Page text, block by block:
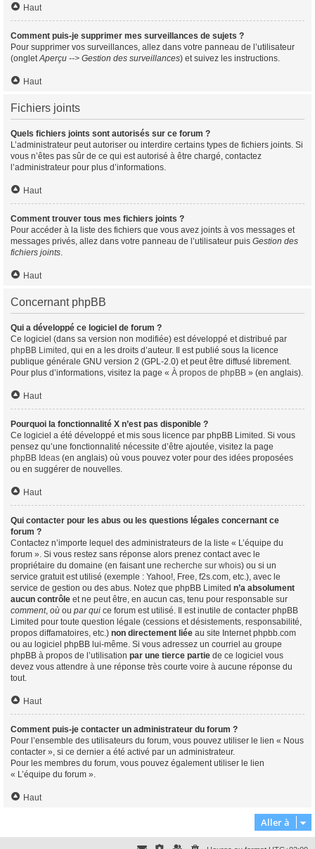
Haut
Comment puis-je supprimer mes surveillances de sujets ?
Pour supprimer vos surveillances, allez dans votre panneau de l’utilisateur
(ongletAperçu --> Gestion des surveillances) et suivez les instructions.
Haut
Fichiers joints
Quels fichiers joints sont autorisés sur ce forum ?
L’administrateur peut autoriser ou interdire certains types de fichiers joints. Si
vous n’êtes pas sûr de ce qui est autorisé à être chargé, contactez
l’administrateur pour plus d’informations.
Haut
Comment trouver tous mes fichiers joints ?
Pour accéder à la liste des fichiers que vous avez joints à vos messages et
messages privés, allez dans votre panneau de l’utilisateur puis Gestion des
fichiers joints.
Haut
Concernant phpBB
Qui a développé ce logiciel de forum ?
Ce logiciel (dans sa version non modifiée) est développé et distribué par
phpBB Limited , qui en a les droits d’auteur. Il est publié sous la licence
publique générale GNU version 2 (GPL-2.0) et peut être diffusé librement.
Pour plus d’informations, visitez la page « À propos de phpBB » (en anglais).
Haut
Pourquoi la fonctionnalité X n’est pas disponible ?
Ce logiciel a été développé et mis sous licence par phpBB Limited. Si vous
pensez qu’une fonctionnalité nécessite d’être ajoutée, visitez la page
phpBB Ideas (en anglais) où vous pouvez voter pour des idées proposées
ou en suggérer de nouvelles.
Haut
Qui contacter pour les abus ou les questions légales concernant ce
forum ?
Contactez n’importe lequel des administrateurs de la liste « L’équipe du
forum ». Si vous restez sans réponse alors prenez contact avec le
propriétaire du domaine (en faisant une recherche sur whois) ou si un
service gratuit est utilisé (exemple : Yahoo!, Free, f2s.com, etc.), avec le
service de gestion ou des abus. Notez que phpBB Limited n’a absolument
aucun contrôle et ne peut être, en aucun cas, tenu pour responsable sur
comment, où ou par qui ce forum est utilisé. Il est inutile de contacter phpBB
Limited pour toute question légale (cessions et désistements, responsabilité,
propos diffamatoires, etc.) non directement liée au site Internet phpbb.com
ou au logiciel phpBB lui-même. Si vous adressez un courriel au groupe
phpBB à propos de l’utilisation par une tierce partie de ce logiciel vous
devez vous attendre à une réponse très courte voire à aucune réponse du
tout.
Haut
Comment puis-je contacter un administrateur du forum ?
Pour l’ensemble des utilisateurs du forum, vous pouvez utiliser le lien « Nous
contacter », si ce dernier a été activé par un administrateur.
Pour les membres du forum, vous pouvez également utiliser le lien
« L’équipe du forum ».
Haut
Aller à